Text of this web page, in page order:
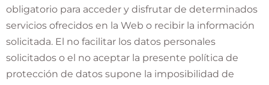
obligatorio para acceder y disfrutar de determinados
servicios ofrecidos en la Web o recibir la información
solicitada. El no facilitar los datos personales
solicitados o el no aceptar la presente política de
protección de datos supone la imposibilidad de